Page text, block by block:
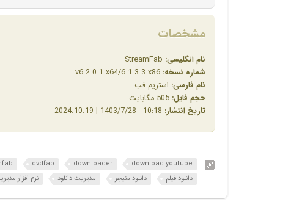
مشخصات
نام انگلیسی:
شماره نسخه:
نام فارسی: استریم فب
حجم فایل:
تاریخ انتشار:
download youtube
downloader
dvdfab
دانلود فیلم
دانلود منیجر مدیریت دانلود نرم افزار